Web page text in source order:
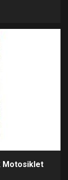
Motosiklet